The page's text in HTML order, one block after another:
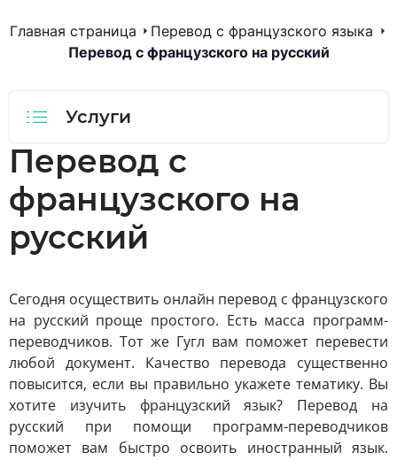
Главная страница
Перевод с французского языка
Перевод с французского на русский
Услуги
Перевод с
французского на
русский
Сегодня осуществить онлайн перевод с французского
на русский проще простого. Есть масса программ-
переводчиков. Тот же Гугл вам поможет перевести
любой документ. Качество перевода существенно
повысится, если вы правильно укажете тематику. Вы
хотите изучить французский язык? Перевод на
русский при помощи программ-переводчиков
поможет вам быстро освоить иностранный язык.